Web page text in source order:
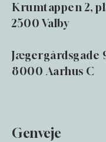
Krumtappen 2,
2500 Valby
Jægergårdsgade
8000 Aarhus C
Genveje